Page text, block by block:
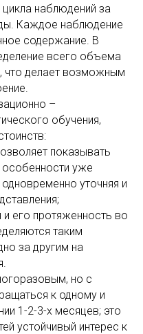
наблюдений за
Каждое наблюдение
содержание. В
всего объема
что делает возможным
–
обучения,
показывать
уже
уточняя и
и его протяженность во
таким
за другим на
но с
к одному и
1-2-3-х месяцев; это
устойчивый интерес к